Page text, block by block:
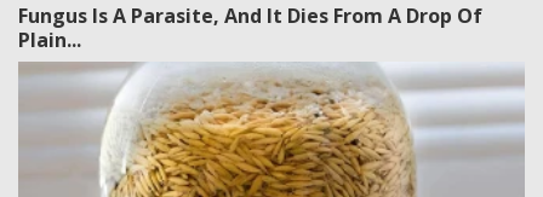
Fungus Is A Parasite, And It Dies From A Drop Of
Plain...